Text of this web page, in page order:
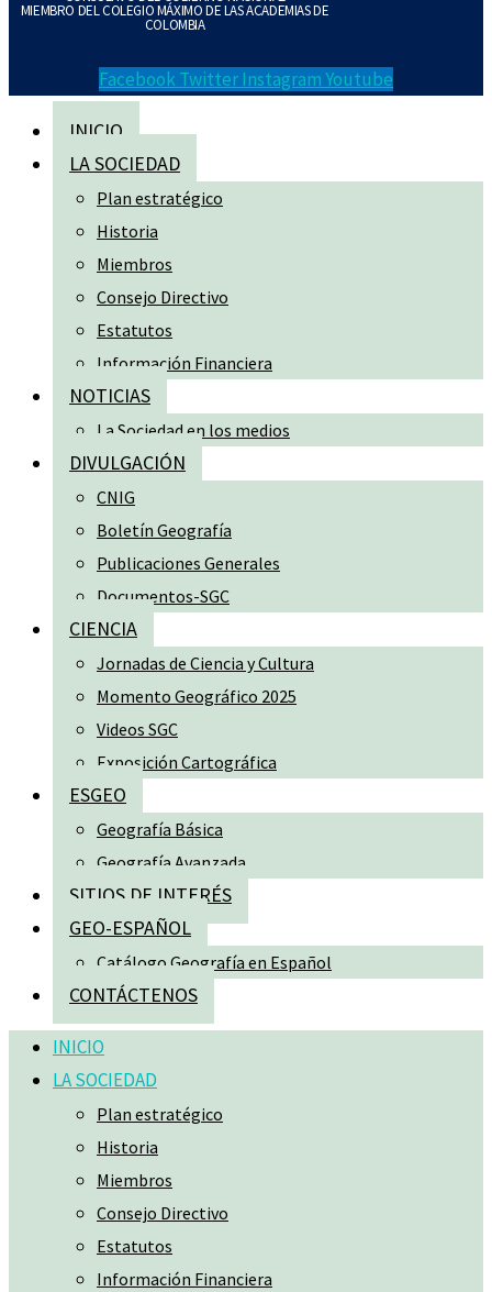
MIEMBRO DEL COLEGIO MÁXIMO DE LAS ACADEMIAS DE
COLOMBIA
Facebook Twitter InstagramYoutube
INICIO
LA SOCIEDAD
Plan estratégico
Historia
Miembros
Consejo Directivo
Estatutos
Información Financiera
NOTICIAS
La Sociedad en los medios
DIVULGACIÓN
CNIG
Boletín Geografía
Publicaciones Generales
Documentos-SGC
CIENCIA
Jornadas de Ciencia y Cultura
Momento Geográfico 2025
Videos SGC
Exposición Cartográfica
ESGEO
Geografía Básica
Geografía Avanzada
SITIOS DE INTERÉS
GEO-ESPAÑOL
Catálogo Geografía en Español
CONTÁCTENOS
INICIO
LA SOCIEDAD
Plan estratégico
Historia
Miembros
Consejo Directivo
Estatutos
Información Financiera